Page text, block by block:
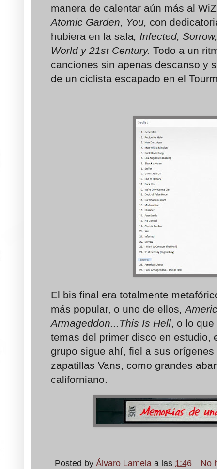
manera de calentar aún más al
Atomic Garden, You, con
hubiera en la sala, Infected,
World y 21st Century. Todo a un
canciones sin apenas descanso y
de un ciclista escapado en el
El bis final era totalmente
más popular, o uno de ellos,
Armageddon...This Is Hell, o lo
temas del primer disco en estudio,
grupo sigue ahí, fiel a sus
zapatillas Vans, como grandes
californiano.
Posted by Álvaro Lamela a las 1:46 No